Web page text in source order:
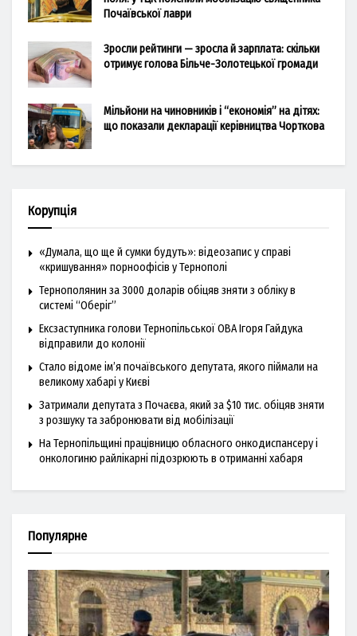
Почаївської лаври
Зросли рейтинги — зросла й зарплата: скільки
отримує голова Більче-Золотецької громади
Мільйони на чиновників і “економія” на дітях:
що показали декларації керівництва Чорткова
Корупція
«Думала, що ще й сумки будуть»: відеозапис у справі
«кришування» порноофісів у Тернополі
Тернополянин за 3000 доларів обіцяв зняти з обліку в
системі “Оберіг”
Ексзаступника голови Тернопільської ОВА Ігоря Гайдука
відправили до колонії
Стало відоме ім’я почаївського депутата, якого піймали на
великому хабарі у Києві
Затримали депутата з Почаєва, який за $10 тис. обіцяв зняти
з розшуку та забронювати від мобілізації
На Тернопільщині працівницю обласного онкодиспансеру і
онкологиню райлікарні підозрюють в отриманні хабаря
Популярне